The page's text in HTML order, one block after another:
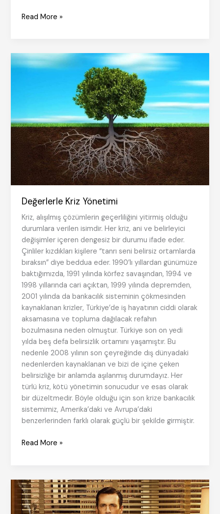
Değerlerin
Read More »
Değerlerle Kriz Yönetimi
Kriz, alışılmış çözümlerin geçerliliğini yitirmiş olduğu
durumlara verilen isimdir. Her kriz, ani ve belirleyici
değişimler içeren dengesiz bir durumu ifade eder.
Çinliler kızdıkları kişilere “tanrı seni belirsiz ortamlarda
bıraksın” diye beddua eder. 1990’lı yıllardan günümüze
baktığımızda, 1991 yılında körfez savaşından, 1994 ve
1998 yıllarında cari açıktan, 1999 yılında depremden,
2001 yılında da bankacılık sisteminin çökmesinden
kaynaklanan krizler, Türkiye’de iş hayatının ciddi olarak
aksamasına ve topluma dağılacak refahın
bozulmasına neden olmuştur. Türkiye son on yedi
yılda beş defa belirsizlik ortamını yaşamıştır. Bu
nedenle 2008 yılının son çeyreğinde dış dünyadaki
nedenlerden kaynaklanan ve bizi de içine çeken
belirsizliğe bir anlamda aşılanmış durumdayız. Her
türlü kriz, kötü yönetimin sonucudur ve esas olarak
bir düzeltmedir. Böyle olduğu için son krize bankacılık
sistemimiz, Amerika’daki ve Avrupa’daki
benzerlerinden farklı olarak güçlü bir şekilde girmiştir.
Değerlerle
Read More »